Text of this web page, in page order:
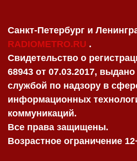
Санкт-Петербург и
RADIOMETRO.RU .
Свидетельство о
68943 от 07.03.2017,
службой по надзору в
информационных
коммуникаций.
Все права защищены.
Возрастное ограничение